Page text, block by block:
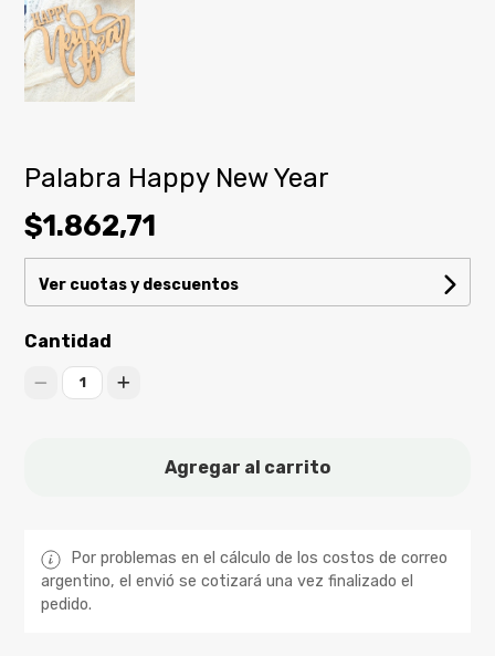
Palabra Happy New Year
$1.862,71
Ver cuotas y descuentos
Cantidad
1
Agregar al carrito
Por problemas en el cálculo de los costos de correo
argentino, el envió se cotizará una vez finalizado el
pedido.